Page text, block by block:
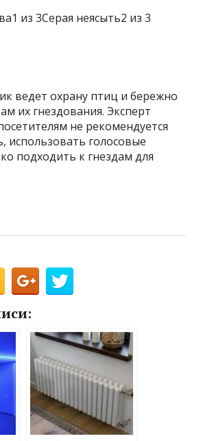
из 3Серая неясыть2 из 3
ведет охрану птиц и бережно
их гнездования. Эксперт
не рекомендуется
использовать голосовые
подходить к гнездам для